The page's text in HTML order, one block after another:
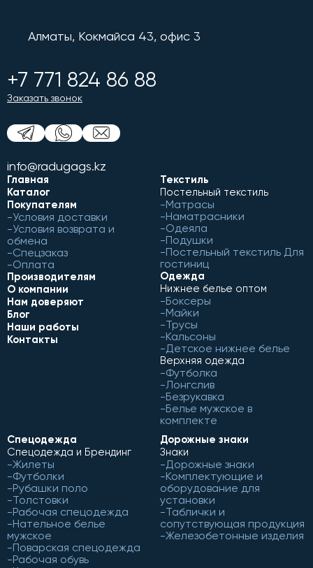
Алматы, Кокмайса 43, офис 3
+7 771 824 86 88
Заказать звонок
info@radugags.kz
Главная
Каталог
Покупателям
Условия доставки
Условия возврата и
обмена
Спецзаказ
Оплата
Производителям
О компании
Нам доверяют
Блог
Наши работы
Контакты
Текстиль
Постельный текстиль
Матрасы
Наматрасники
Одеяла
Подушки
Постельный текстиль Для
гостиниц
Одежда
Нижнее белье оптом
Боксеры
Майки
Трусы
Кальсоны
Детское нижнее белье
Верхняя одежда
Футболка
Лонгслив
Безрукавка
Белье мужское в
комплекте
Спецодежда
Спецодежда и Брендинг
Жилеты
Футболки
Рубашки поло
Толстовки
Рабочая спецодежда
Нательное белье
мужское
Поварская спецодежда
Рабочая обувь
Дорожные знаки
Знаки
Дорожные знаки
Комплектующие и
оборудование для
установки
Таблички и
сопутствующая продукция
Железобетонные изделия